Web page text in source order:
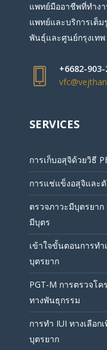
แพทย์มืออาชีพที่ทำง
แพทย์และบริการเต็
พันธุ์และศูนย์กรุงเทพ
+6682-
SERVICES
การเก็บอสุจิด้วยวิธี
การแช่แข็งอสุจิและ
ตรวจภาวะมีบุตรยาก
มีบุตร
เข้าใจขั้นตอนการทำ
บุตรยาก
PGT-M การตรวจโ
ทางพันธุกรรม
การทำ IUI ทางเลือ
บุตรยาก